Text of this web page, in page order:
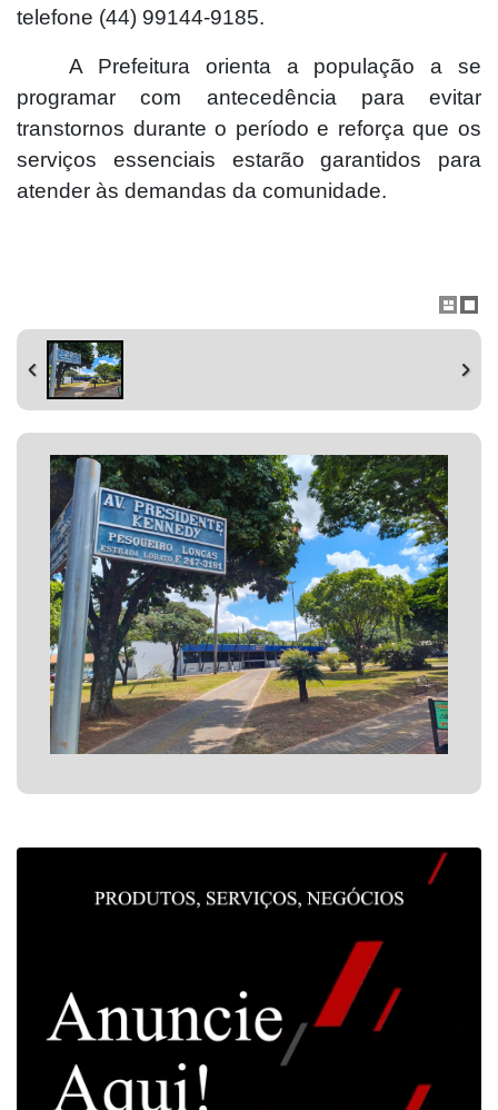
telefone (44) 99144-9185.
A Prefeitura orienta a população a se
programar com antecedência para evitar
transtornos durante o período e reforça que os
serviços essenciais estarão garantidos para
atender às demandas da comunidade.